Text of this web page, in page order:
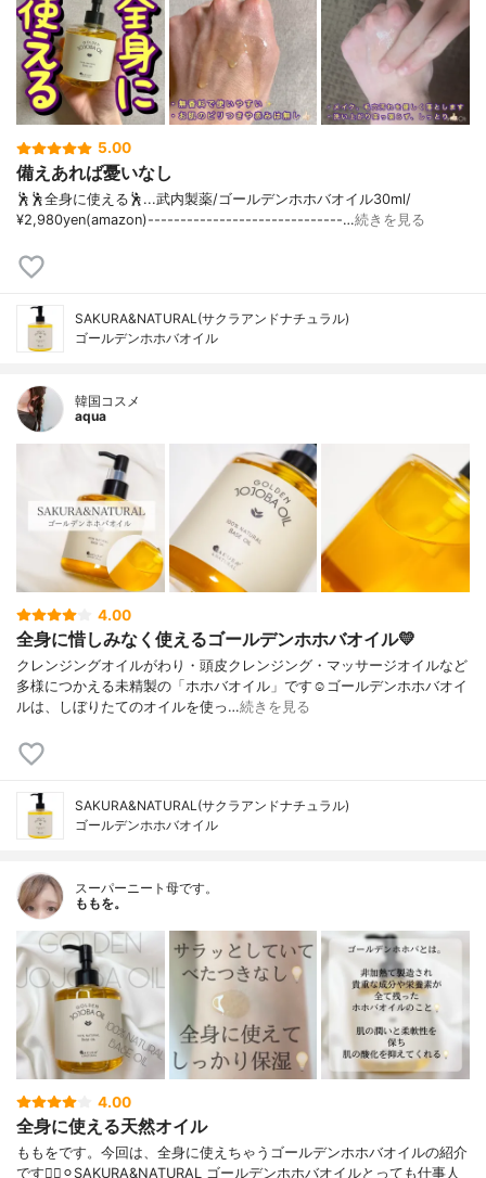
5.00
備えあれば憂いなし
🕺🕺全身に使える🕺...武内製薬/ゴールデンホホバオイル30ml/
¥2,980yen(amazon)------------------------------…続きを見る
SAKURA&NATURAL(サクラアンドナチュラル)
ゴールデンホホバオイル
韓国コスメ
aqua
4.00
全身に惜しみなく使えるゴールデンホホバオイル💛
クレンジングオイルがわり・頭皮クレンジング・マッサージオイルなど
多様につかえる未精製の「ホホバオイル」です☺️ゴールデンホホバオイ
ルは、しぼりたてのオイルを使っ…続きを見る
SAKURA&NATURAL(サクラアンドナチュラル)
ゴールデンホホバオイル
スーパーニート母です。
ももを。
4.00
全身に使える天然オイル
ももをです。今回は、全身に使えちゃうゴールデンホホバオイルの紹介
です💁‍♀️⚪︎SAKURA&NATURAL ゴールデンホホバオイルとっても仕事人